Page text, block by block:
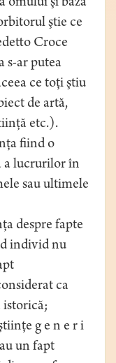
omului şi baza
ştie ce
Croce
s-ar putea
ce toţi ştiu
de artă,
etc.).
fiind o
a lucrurilor în
sau ultimele
despre fapte
individ nu
ca
istorică;
g e n e r i
un fapt